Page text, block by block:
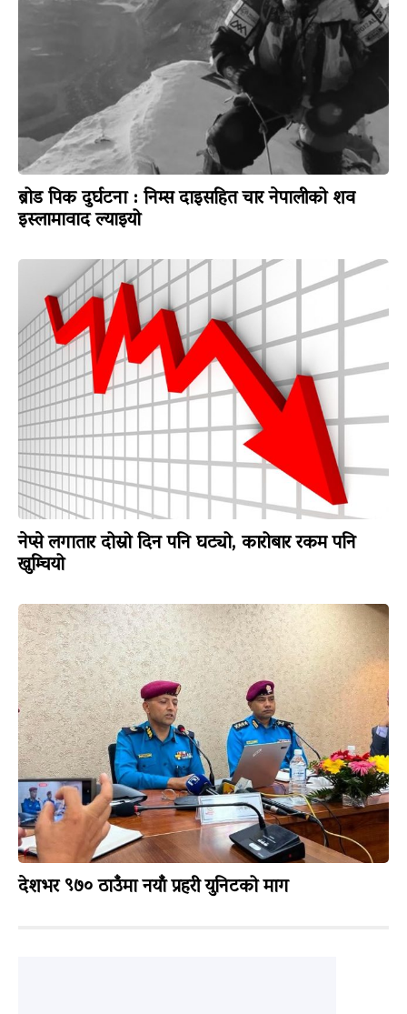
ब्रोड पिक दुर्घटना : निम्स दाइसहित चार नेपालीको शव
इस्लामावाद ल्याइयो
नेप्से लगातार दोस्रो दिन पनि घट्यो, कारोबार रकम पनि
खुम्चियो
देशभर ९७० ठाउँमा नयाँ प्रहरी युनिटको माग